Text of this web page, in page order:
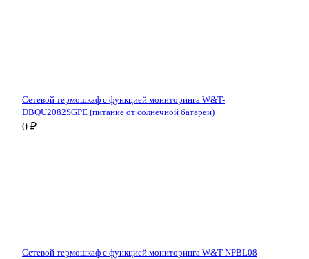
Сетевой термошкаф с функцией мониторинга W&T-
DBQU2082SGPE (питание от солнечной батареи)
0 ₽
Сетевой термошкаф с функцией мониторинга W&T-NPBL08